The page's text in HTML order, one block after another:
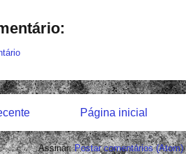
Página inicial
Assinar:Postar comentários (Atom)